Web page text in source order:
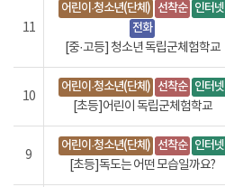
11
어린이·청소년(단체) 선착순 인터넷
전화
[중·고등] 청소년 독립군체험학교
10
어린이·청소년(단체) 선착순 인터넷
[초등]어린이 독립군체험학교
9
어린이·청소년(단체) 선착순 인터넷
[초등]독도는 어떤 모습일까요?